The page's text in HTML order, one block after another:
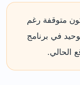
متوقفة رغم
في برنامج
الحالي.